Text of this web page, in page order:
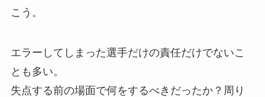
こう。
エラーしてしまった選手だけの責任だけでないこ
とも多い。
失点する前の場面で何をするべきだったか？周り